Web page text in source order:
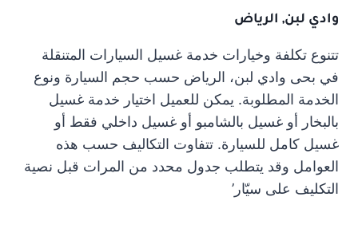
وادي لبن, الرياض
تتنوع تكلفة وخيارات خدمة غسيل السيارات المتنقلة
في بحى وادي لبن، الرياض حسب حجم السيارة ونوع
الخدمة المطلوبة. يمكن للعميل اختيار خدمة غسيل
بالبخار أو غسيل بالشامبو أو غسيل داخلي فقط أو
غسيل كامل للسيارة. تتفاوت التكاليف حسب هذه
العوامل وقد يتطلب جدول محدد من المرات قبل نصية
التكلیف على سیّار’